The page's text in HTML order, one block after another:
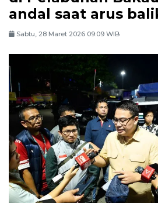
andal saat arus
Sabtu, 28 Maret 2026 09:09 WIB